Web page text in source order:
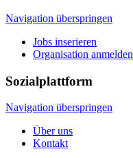
Navigation überspringen
Jobs inserieren
Organisation anmelden
Sozialplattform
Navigation überspringen
Über uns
Kontakt